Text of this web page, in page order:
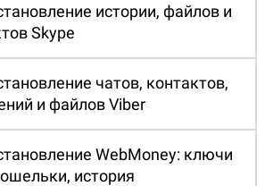
истории, файлов и
Skype
чатов, контактов,
и файлов Viber
WebMoney: ключи
история